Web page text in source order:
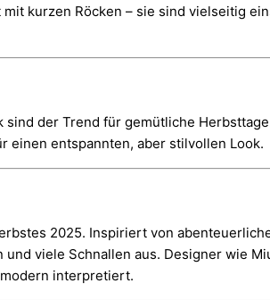
kurzen Röcken – sie sind vielseitig
der Trend für gemütliche
einen entspannten, aber stilvollen Look.
2025. Inspiriert von
viele Schnallen aus. Designer wie
interpretiert.